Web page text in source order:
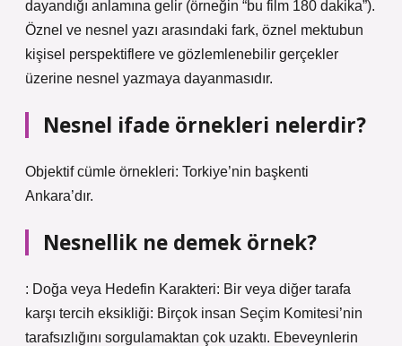
dayandığı anlamına gelir (örneğin “bu film 180 dakika”).
Öznel ve nesnel yazı arasındaki fark, öznel mektubun
kişisel perspektiflere ve gözlemlenebilir gerçekler
üzerine nesnel yazmaya dayanmasıdır.
Nesnel ifade örnekleri nelerdir?
Objektif cümle örnekleri: Torkiye’nin başkenti
Ankara’dır.
Nesnellik ne demek örnek?
: Doğa veya Hedefin Karakteri: Bir veya diğer tarafa
karşı tercih eksikliği: Birçok insan Seçim Komitesi’nin
tarafsızlığını sorgulamaktan çok uzaktı. Ebeveynlerin